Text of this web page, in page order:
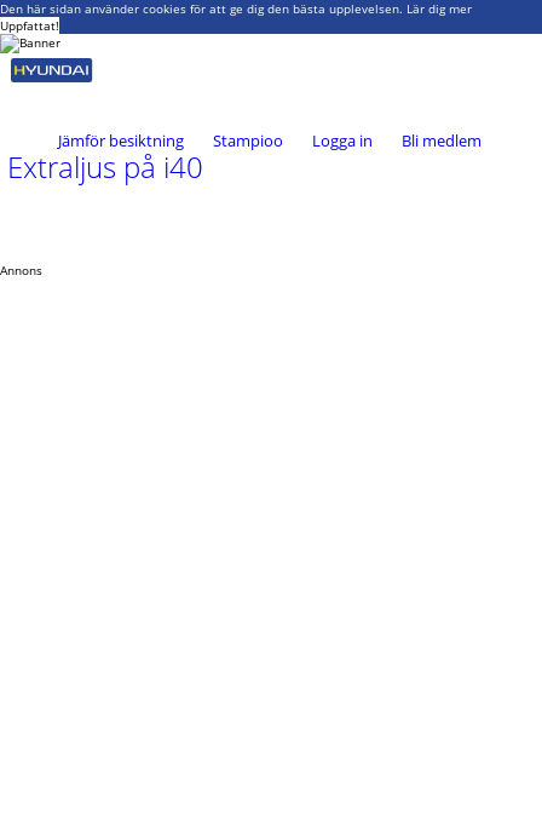
Den här sidan använder cookies för att ge dig den bästa upplevelsen. Lär dig mer
Uppfattat!
Jämför besiktning Stampioo Logga in Bli medlem
Extraljus på i40
Annons